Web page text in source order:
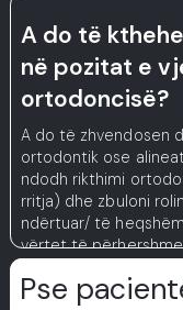
A do të
në pozitat e
ortodoncisë?
A do të zhvendosen
ortodontik ose
ndodh rikthimi
rritja) dhe zbuloni
ndërtuar/ të
vërtet të
Pse